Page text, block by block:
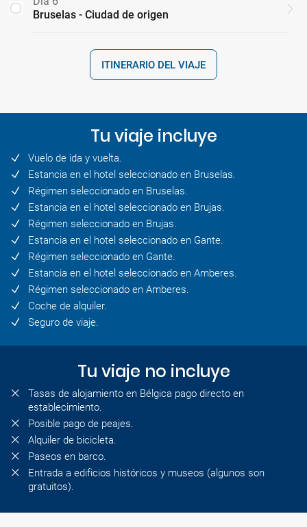
Bruselas - Ciudad de origen
ITINERARIO DEL VIAJE
Tu viaje incluye
Vuelo de ida y vuelta.
Estancia en el hotel seleccionado en Bruselas.
Régimen seleccionado en Bruselas.
Estancia en el hotel seleccionado en Brujas.
Régimen seleccionado en Brujas.
Estancia en el hotel seleccionado en Gante.
Régimen seleccionado en Gante.
Estancia en el hotel seleccionado en Amberes.
Régimen seleccionado en Amberes.
Coche de alquiler.
Seguro de viaje.
Tu viaje no incluye
Tasas de alojamiento en Bélgica pago directo en
establecimiento.
Posible pago de peajes.
Alquiler de bicicleta.
Paseos en barco.
Entrada a edificios históricos y museos (algunos son
gratuitos).